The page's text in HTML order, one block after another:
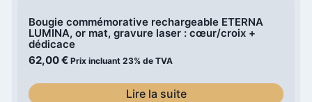
Bougie commémorative rechargeable ETERNA
LUMINA, or mat, gravure laser : cœur/croix +
dédicace
62,00€ Prix incluant 23% de TVA
Lire la suite